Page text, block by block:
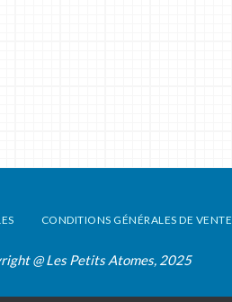
CONDITIONS GÉNÉRALES DE VENTE
@ Les Petits Atomes, 2025